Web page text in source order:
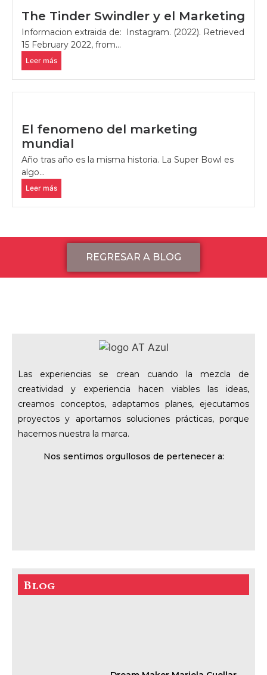
The Tinder Swindler y el Marketing
Informacion extraida de: Instagram. (2022). Retrieved
15 February 2022, from...
Leer más
El fenomeno del marketing
mundial
Año tras año es la misma historia. La Super Bowl es
algo...
Leer más
REGRESAR A BLOG
Las experiencias se crean cuando la mezcla de
creatividad y experiencia hacen viables las ideas,
creamos conceptos, adaptamos planes, ejecutamos
proyectos y aportamos soluciones prácticas, porque
hacemos nuestra la marca.
Nos sentimos orgullosos de pertenecer a:
Blog